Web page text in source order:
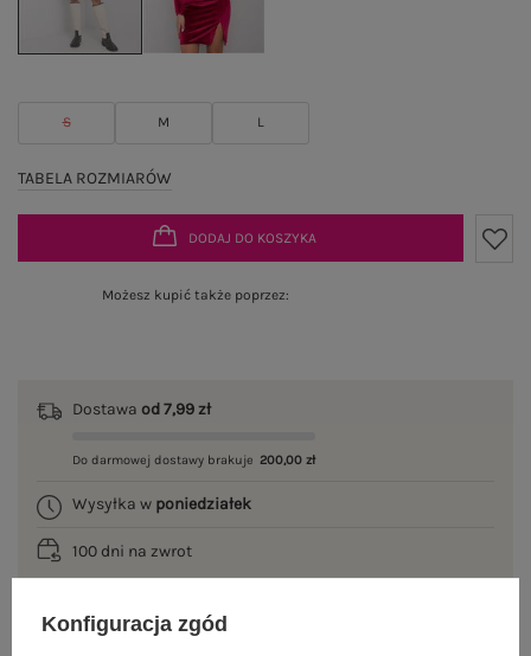
S M L
TABELA ROZMIARÓW
DODAJ DO KOSZYKA
Możesz kupić także poprzez:
Dostawa od 7,99 zł
Do darmowej dostawy brakuje 200,00 zł
Wysyłka w poniedziałek
100 dni na zwrot
Konfiguracja zgód